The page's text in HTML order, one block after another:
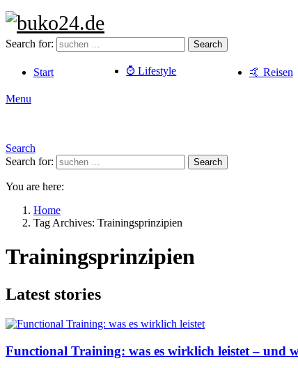
Search for: Search
Start ⌚️ Lifestyle 🤙 Reisen
Menu
Search
Search for:
Search
You are here:
Home
Tag Archives: Trainingsprinzipien
Trainingsprinzipien
Latest stories
Functional Training: was es wirklich leistet – und